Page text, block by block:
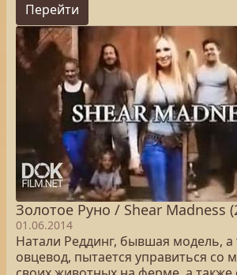
Перейти
Золотое Руно / Shear Madness
01.06.2014
Натали Реддинг, бывшая модель, а
овцевод, пытается управиться со